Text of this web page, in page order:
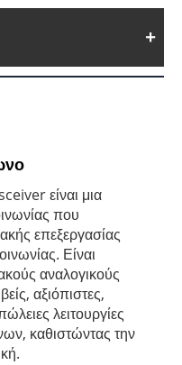
είναι μια
που
επεξεργασίας
Είναι
αναλογικούς
αξιόπιστες,
λειτουργίες
καθιστώντας την